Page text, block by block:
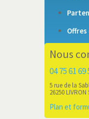
Nous
04 75 61 69
5 rue de la
26250 LIVRON
Plan et